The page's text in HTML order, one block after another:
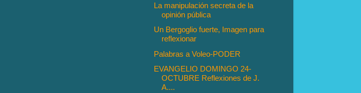
La manipulación secreta de la
opinión pública
Un Bergoglio fuerte, Imagen para
reflexionar
Palabras a Voleo-PODER
EVANGELIO DOMINGO 24-
OCTUBRE Reflexiones de J.
A....